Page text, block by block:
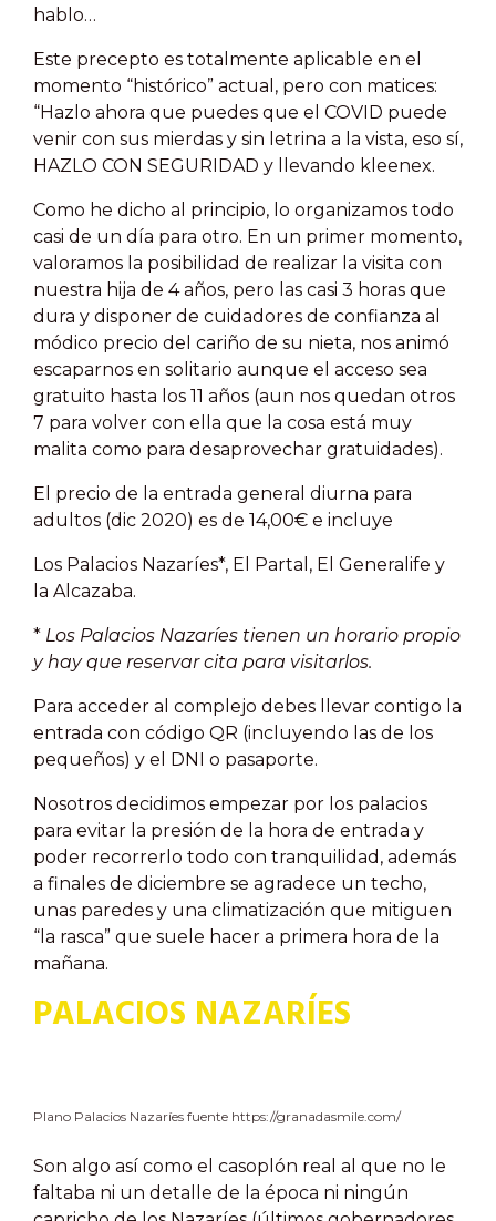
hablo…
Este precepto es totalmente aplicable en el
momento “histórico” actual, pero con matices:
“Hazlo ahora que puedes que el COVID puede
venir con sus mierdas y sin letrina a la vista, eso sí,
HAZLO CON SEGURIDAD y llevando kleenex.
Como he dicho al principio, lo organizamos todo
casi de un día para otro. En un primer momento,
valoramos la posibilidad de realizar la visita con
nuestra hija de 4 años, pero las casi 3 horas que
dura y disponer de cuidadores de confianza al
módico precio del cariño de su nieta, nos animó
escaparnos en solitario aunque el acceso sea
gratuito hasta los 11 años (aun nos quedan otros
7 para volver con ella que la cosa está muy
malita como para desaprovechar gratuidades).
El precio de la entrada general diurna para
adultos (dic 2020) es de 14,00€ e incluye
Los Palacios Nazaríes*, El Partal, El Generalife y
la Alcazaba.
* Los Palacios Nazaríes tienen un horario propio
y hay que reservar cita para visitarlos.
Para acceder al complejo debes llevar contigo la
entrada con código QR (incluyendo las de los
pequeños) y el DNI o pasaporte.
Nosotros decidimos empezar por los palacios
para evitar la presión de la hora de entrada y
poder recorrerlo todo con tranquilidad, además
a finales de diciembre se agradece un techo,
unas paredes y una climatización que mitiguen
“la rasca” que suele hacer a primera hora de la
mañana.
PALACIOS NAZARÍES
Plano Palacios Nazaríes fuente https://granadasmile.com/
Son algo así como el casoplón real al que no le
faltaba ni un detalle de la época ni ningún